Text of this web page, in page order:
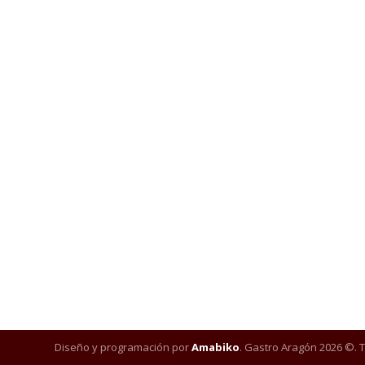
Diseño y programación porAmabiko. Gastro Aragón 2026 ©.